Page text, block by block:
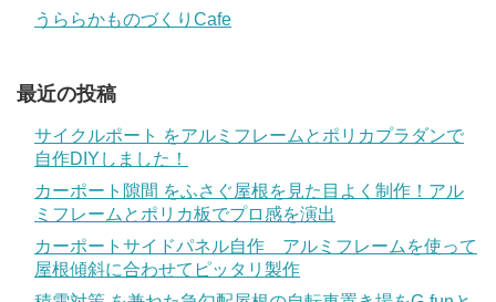
うららかものづくりCafe
最近の投稿
サイクルポート をアルミフレームとポリカプラダンで
自作DIYしました！
カーポート隙間 をふさぐ屋根を見た目よく制作！アル
ミフレームとポリカ板でプロ感を演出
カーポートサイドパネル自作 アルミフレームを使って
屋根傾斜に合わせてピッタリ製作